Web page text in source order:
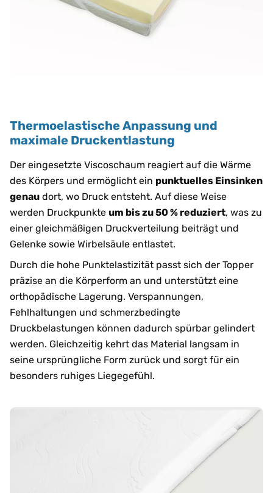
Thermoelastische Anpassung und
maximale Druckentlastung
Der eingesetzte Viscoschaum reagiert auf die Wärme
des Körpers und ermöglicht ein punktuelles Einsinken
genau dort, wo Druck entsteht. Auf diese Weise
werden Druckpunkte um bis zu 50 % reduziert, was zu
einer gleichmäßigen Druckverteilung beiträgt und
Gelenke sowie Wirbelsäule entlastet.
Durch die hohe Punktelastizität passt sich der Topper
präzise an die Körperform an und unterstützt eine
orthopädische Lagerung. Verspannungen,
Fehlhaltungen und schmerzbedingte
Druckbelastungen können dadurch spürbar gelindert
werden. Gleichzeitig kehrt das Material langsam in
seine ursprüngliche Form zurück und sorgt für ein
besonders ruhiges Liegegefühl.